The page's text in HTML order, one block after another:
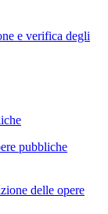
e verifica degli
pubbliche
delle opere